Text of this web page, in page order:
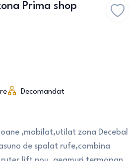
Prima shop
Decomandat
,mobilat,utilat zona Decebal
de spalat rufe,combina